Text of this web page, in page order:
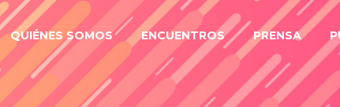
QUIÉNES SOMOS ENCUENTROS PRENSA